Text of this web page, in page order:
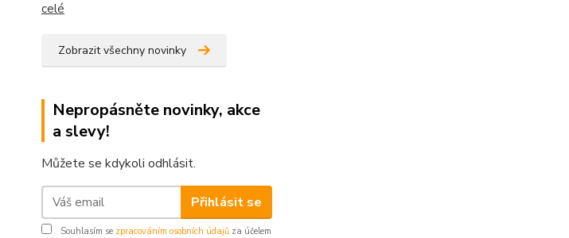
celé
Zobrazit všechny novinky
Nepropásněte novinky, akce
a slevy!
Můžete se kdykoli odhlásit.
Přihlásit se
Souhlasím se zpracováním osobních údajů za účelem